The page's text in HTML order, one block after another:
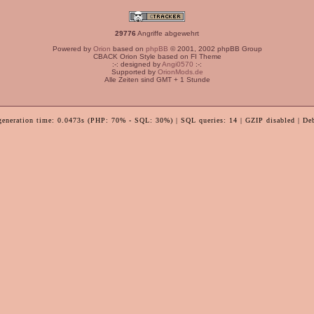
29776 Angriffe abgewehrt
Powered by Orion based on phpBB © 2001, 2002 phpBB Group
CBACK Orion Style based on FI Theme
:-: designed byAngi0570 :-:
Supported by OrionMods.de
Alle Zeiten sind GMT + 1 Stunde
time: 0.0473s (PHP: 70% - SQL: 30%) | SQL queries: 14 | GZIP disabled |